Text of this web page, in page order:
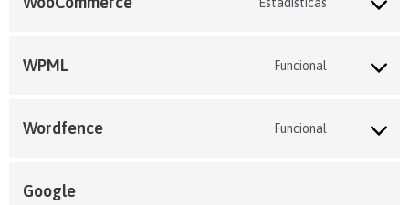
Estadísticas
WPML Funcional
Wordfence Funcional
Google